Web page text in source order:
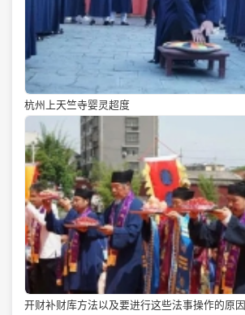
杭州上天竺寺婴灵超度
开财补财库方法以及要进行这些法事操作的原因